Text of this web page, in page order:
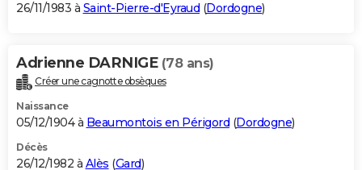
26/11/1983 à Saint-Pierre-d'Eyraud (Dordogne)
Adrienne DARNIGE (78 ans)
Créer une cagnotte obsèques
Naissance
05/12/1904 à Beaumontois en Périgord (Dordogne)
Décès
26/12/1982 à Alès (Gard)